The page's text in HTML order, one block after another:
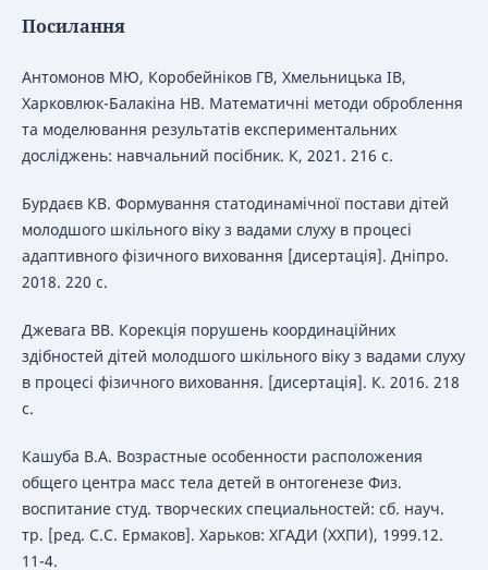
Посилання
Антомонов МЮ, Коробейніков ГВ, Хмельницька ІВ,
Харковлюк-Балакіна НВ. Математичні методи оброблення
та моделювання результатів експериментальних
досліджень: навчальний посібник. К, 2021. 216 с.
Бурдаєв КВ. Формування статодинамічної постави дітей
молодшого шкільного віку з вадами слуху в процесі
адаптивного фізичного виховання [дисертація]. Дніпро.
2018. 220 с.
Джевага ВВ. Корекція порушень координаційних
здібностей дітей молодшого шкільного віку з вадами слуху
в процесі фізичного виховання. [дисертація]. К. 2016. 218
с.
Кашуба В.А. Возрастные особенности расположения
общего центра масс тела детей в онтогенезе Физ.
воспитание студ. творческих специальностей: сб. науч.
тр. [ред. С.С. Ермаков]. Харьков: ХГАДИ (ХХПИ), 1999.12.
11-4.